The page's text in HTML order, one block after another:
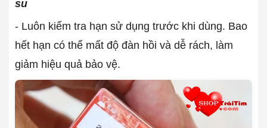
su
- Luôn kiểm tra hạn sử dụng trước khi dùng. Bao
hết hạn có thể mất độ đàn hồi và dễ rách, làm
giảm hiệu quả bảo vệ.